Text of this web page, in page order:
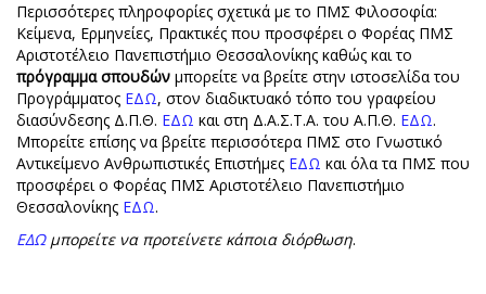
Περισσότερες πληροφορίες σχετικά με το ΠΜΣ Φιλοσοφία:
Κείμενα, Ερμηνείες, Πρακτικές που προσφέρει ο Φορέας ΠΜΣ
Αριστοτέλειο Πανεπιστήμιο Θεσσαλονίκης καθώς και το
πρόγραμμα σπουδών μπορείτε να βρείτε στην ιστοσελίδα του
Προγράμματος ΕΔΩ, στον διαδικτυακό τόπο του γραφείου
διασύνδεσης Δ.Π.Θ. ΕΔΩ και στη Δ.Α.Σ.Τ.Α. του Α.Π.Θ. ΕΔΩ.
Μπορείτε επίσης να βρείτε περισσότερα ΠΜΣ στο Γνωστικό
Αντικείμενο Ανθρωπιστικές Επιστήμες ΕΔΩ και όλα τα ΠΜΣ που
προσφέρει ο Φορέας ΠΜΣ Αριστοτέλειο Πανεπιστήμιο
Θεσσαλονίκης ΕΔΩ.
ΕΔΩμπορείτε να προτείνετε κάποια διόρθωση.